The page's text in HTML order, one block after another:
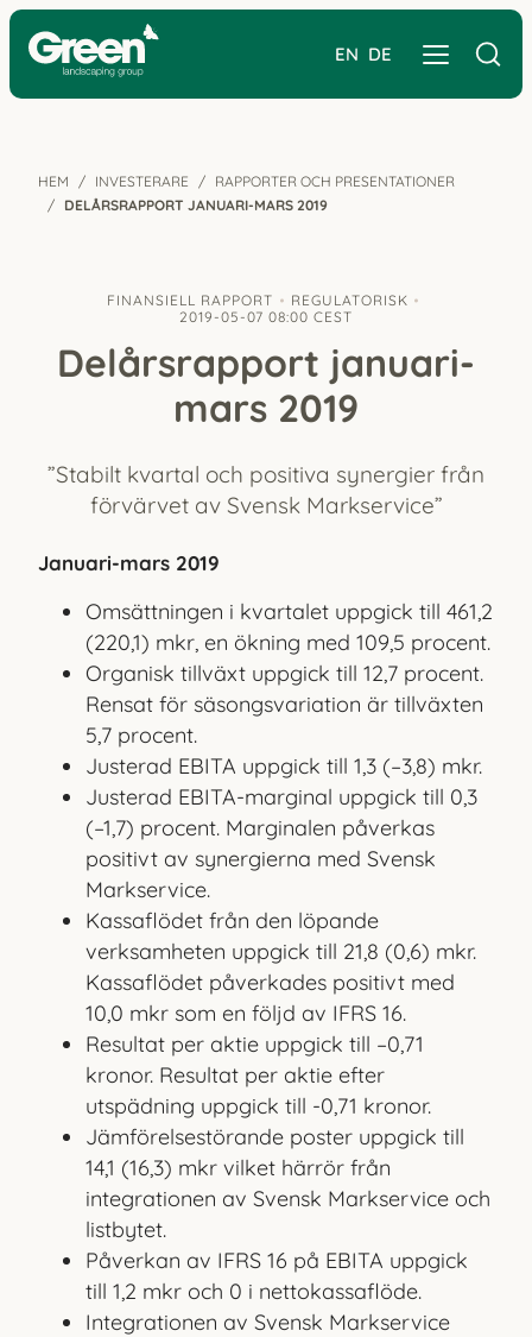
EN DE
HEM INVESTERARE
RAPPORTER OCH PRESENTATIONER
DELÅRS­RAPPORT JANUARI-MARS 2019
FINANSIELL RAPPORT
REGULATORISK
2019-05-07 08:00 CEST
Delårs­rapport januari-
mars 2019
”Stabilt kvartal och positiva synergier från
förvärvet av Svensk Markservice”
Januari-mars 2019
Omsättningen i kvartalet uppgick till 461,2
(220,1) mkr, en ökning med 109,5 procent.
Organisk tillväxt uppgick till 12,7 procent.
Rensat för säsongsvariation är tillväxten
5,7 procent.
Justerad EBITA uppgick till 1,3 (–3,8) mkr.
Justerad EBITA-marginal uppgick till 0,3
(–1,7) procent. Marginalen påverkas
positivt av synergierna med Svensk
Markservice.
Kassaflödet från den löpande
verksamheten uppgick till 21,8 (0,6) mkr.
Kassaflödet påverkades positivt med
10,0 mkr som en följd av IFRS 16.
Resultat per aktie uppgick till –0,71
kronor. Resultat per aktie efter
utspädning uppgick till -0,71 kronor.
Jämförelsestörande poster uppgick till
14,1 (16,3) mkr vilket härrör från
integrationen av Svensk Markservice och
listbytet.
Påverkan av IFRS 16 på EBITA uppgick
till 1,2 mkr och 0 i nettokassaflöde.
Integrationen av Svensk Markservice